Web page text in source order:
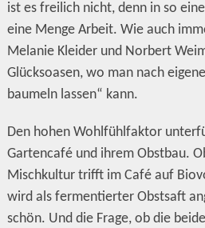
ist es freilich nicht, denn in so
eine Menge Arbeit. Wie auch
Melanie Kleider und Norbert
Glücksoasen, wo man nach
baumeln lassen“ kann.
Den hohen Wohlfühlfaktor
Gartencafé und ihrem Obstbau.
Mischkultur trifft im Café auf
wird als fermentierter Obstsaft
schön. Und die Frage, ob die